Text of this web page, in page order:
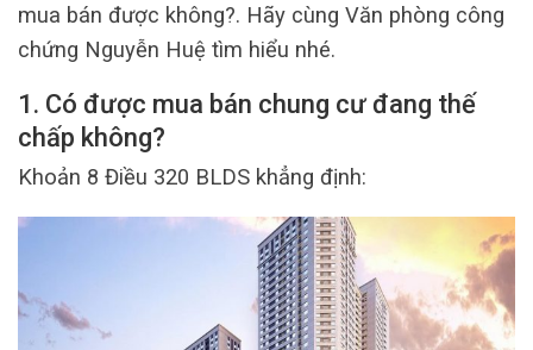
mua bán được không?. Hãy cùng Văn phòng công
chứng Nguyễn Huệ tìm hiểu nhé.
1. Có được mua bán chung cư đang thế
chấp không?
Khoản 8 Điều 320 BLDS khẳng định: